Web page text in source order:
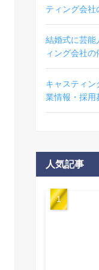
ティング会社
結婚式に芸能
ィング会社
キャスティン
業情報・採用
人気記事